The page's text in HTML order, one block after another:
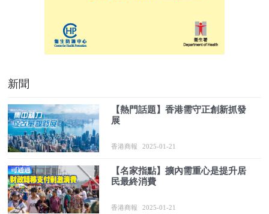
新聞
【熱門話題】香港需守正創新抓發
展
香港商報 2025-01-21
【名家指點】擴內需重心是提升居
民最終消費
香港商報 2025-01-21